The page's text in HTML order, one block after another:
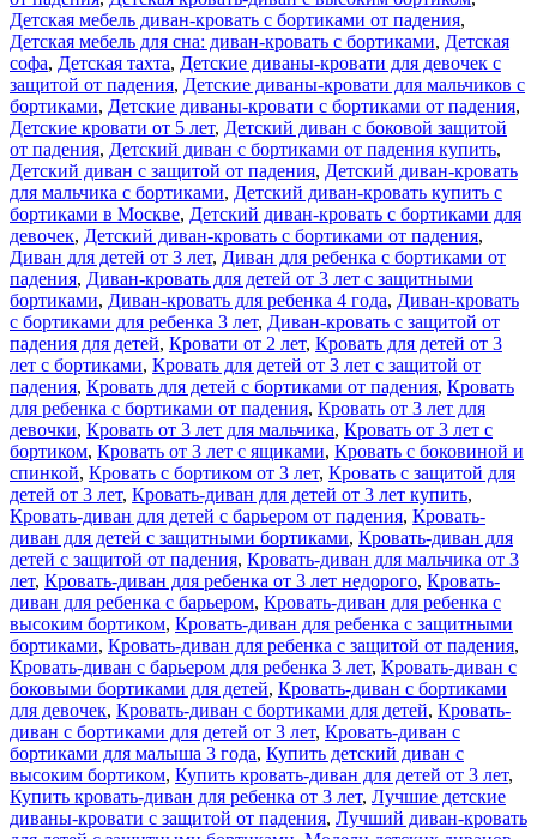
Детская мебель диван-кровать с бортиками от падения,
Детская мебель для сна: диван-кровать с бортиками, Детская
софа, Детская тахта, Детские диваны-кровати для девочек с
защитой от падения, Детские диваны-кровати для мальчиков с
бортиками, Детские диваны-кровати с бортиками от падения,
Детские кровати от 5 лет, Детский диван с боковой защитой
от падения, Детский диван с бортиками от падения купить,
Детский диван с защитой от падения, Детский диван-кровать
для мальчика с бортиками, Детский диван-кровать купить с
бортиками в Москве, Детский диван-кровать с бортиками для
девочек, Детский диван-кровать с бортиками от падения,
Диван для детей от 3 лет, Диван для ребенка с бортиками от
падения, Диван-кровать для детей от 3 лет с защитными
бортиками, Диван-кровать для ребенка 4 года, Диван-кровать
с бортиками для ребенка 3 лет, Диван-кровать с защитой от
падения для детей, Кровати от 2 лет, Кровать для детей от 3
лет с бортиками, Кровать для детей от 3 лет с защитой от
падения, Кровать для детей с бортиками от падения, Кровать
для ребенка с бортиками от падения, Кровать от 3 лет для
девочки, Кровать от 3 лет для мальчика, Кровать от 3 лет с
бортиком, Кровать от 3 лет с ящиками, Кровать с боковиной и
спинкой, Кровать с бортиком от 3 лет, Кровать с защитой для
детей от 3 лет, Кровать-диван для детей от 3 лет купить,
Кровать-диван для детей с барьером от падения, Кровать-
диван для детей с защитными бортиками, Кровать-диван для
детей с защитой от падения, Кровать-диван для мальчика от 3
лет, Кровать-диван для ребенка от 3 лет недорого, Кровать-
диван для ребенка с барьером, Кровать-диван для ребенка с
высоким бортиком, Кровать-диван для ребенка с защитными
бортиками, Кровать-диван для ребенка с защитой от падения,
Кровать-диван с барьером для ребенка 3 лет, Кровать-диван с
боковыми бортиками для детей, Кровать-диван с бортиками
для девочек, Кровать-диван с бортиками для детей, Кровать-
диван с бортиками для детей от 3 лет, Кровать-диван с
бортиками для малыша 3 года, Купить детский диван с
высоким бортиком, Купить кровать-диван для детей от 3 лет,
Купить кровать-диван для ребенка от 3 лет, Лучшие детские
диваны-кровати с защитой от падения, Лучший диван-кровать